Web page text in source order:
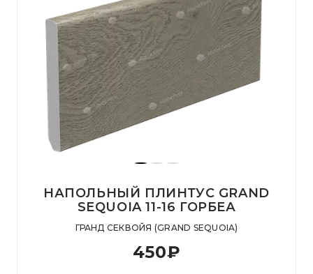
НАПОЛЬНЫЙ ПЛИНТУС GRAND
SEQUOIA 11-16 ГОРБЕА
ГРАНД СЕКВОЙЯ (GRAND SEQUOIA)
450₽